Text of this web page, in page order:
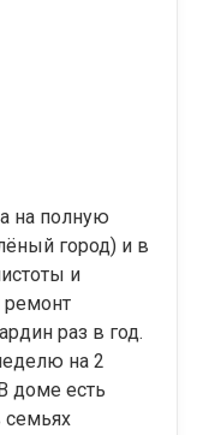
на полную
город) и в
и
ремонт
раз в год.
на 2
доме есть
семьях